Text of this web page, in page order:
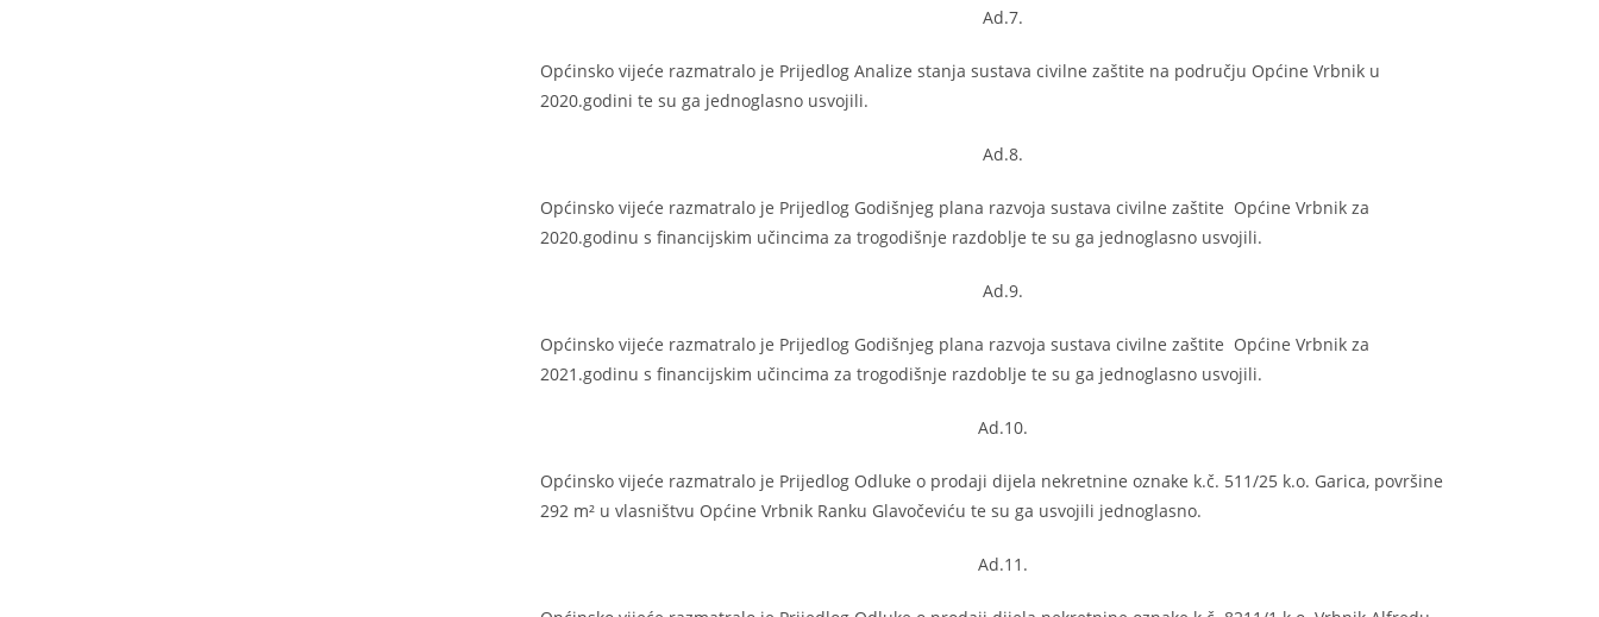
Ad.7.
Općinsko vijeće razmatralo je Prijedlog Analize stanja sustava civilne zaštite na području Općine Vrbnik u
2020.godini te su ga jednoglasno usvojili.
Ad.8.
Općinsko vijeće razmatralo je Prijedlog Godišnjeg plana razvoja sustava civilne zaštite Općine Vrbnik za
2020.godinu s financijskim učincima za trogodišnje razdoblje te su ga jednoglasno usvojili.
Ad.9.
Općinsko vijeće razmatralo je Prijedlog Godišnjeg plana razvoja sustava civilne zaštite Općine Vrbnik za
2021.godinu s financijskim učincima za trogodišnje razdoblje te su ga jednoglasno usvojili.
Ad.10.
Općinsko vijeće razmatralo je Prijedlog Odluke o prodaji dijela nekretnine oznake k.č. 511/25 k.o. Garica, površine
292 m² u vlasništvu Općine Vrbnik Ranku Glavočeviću te su ga usvojili jednoglasno.
Ad.11.